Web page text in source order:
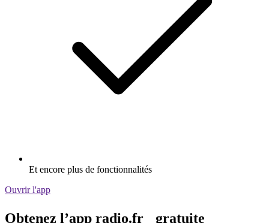
Et encore plus de fonctionnalités
Ouvrir l'app
Obtenez l’app radio.fr gratuite